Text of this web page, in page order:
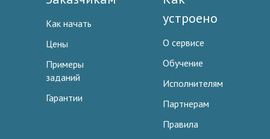
Как начать
Цены
Примеры
заданий
Гарантии
устроено
О сервисе
Обучение
Исполнителям
Партнерам
Правила